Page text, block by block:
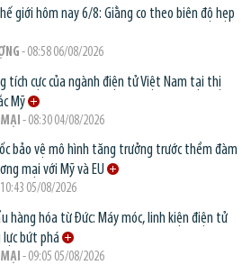
giới hôm nay 6/8: Giằng co theo biên độ hẹp
- 08:58 06/08/2026
tích cực của ngành điện tử Việt Nam tại thị
Mỹ
- 08:30 04/08/2026
bảo vệ mô hình tăng trưởng trước thềm đàm
mại với Mỹ và EU
05/08/2026
hàng hóa từ Đức: Máy móc, linh kiện điện tử
bứt phá
- 09:05 05/08/2026